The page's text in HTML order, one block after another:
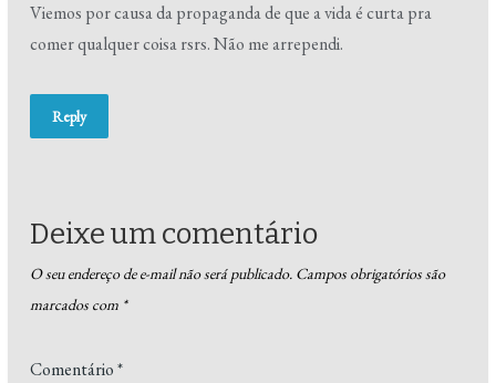
Viemos por causa da propaganda de que a vida é curta pra
comer qualquer coisa rsrs. Não me arrependi.
Reply
Deixe um comentário
O seu endereço de e-mail não será publicado. Campos obrigatórios são
marcados com *
Comentário*